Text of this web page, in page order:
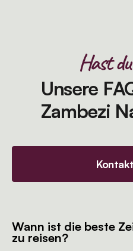
Hast
Unsere
Zambezi
Wann ist die beste
zu reisen?